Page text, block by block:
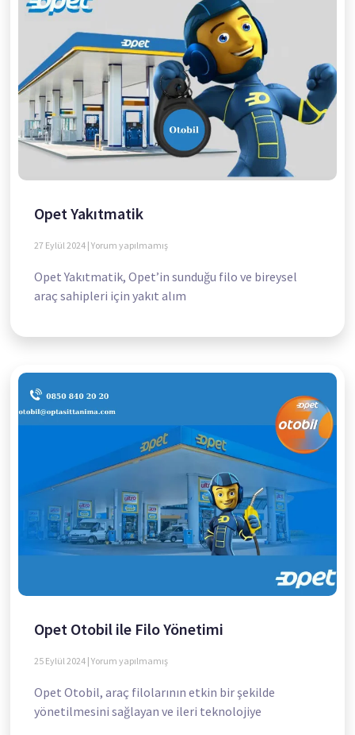
Opet Yakıtmatik
27 Eylül 2024 Yorum yapılmamış
Opet Yakıtmatik, Opet’in sunduğu filo ve bireysel
araç sahipleri için yakıt alım
Opet Otobil ile Filo Yönetimi
25 Eylül 2024 Yorum yapılmamış
Opet Otobil, araç filolarının etkin bir şekilde
yönetilmesini sağlayan ve ileri teknolojiye